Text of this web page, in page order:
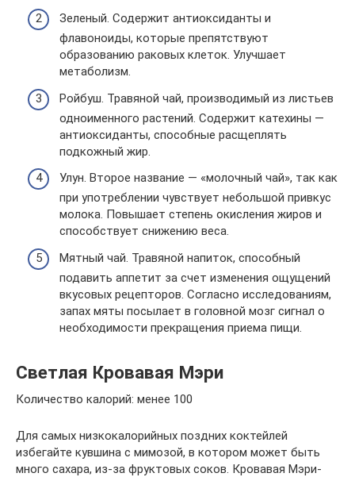
Зеленый. Содержит антиоксиданты и
флавоноиды, которые препятствуют
образованию раковых клеток. Улучшает
метаболизм.
Ройбуш. Травяной чай, производимый из листьев
одноименного растений. Содержит катехины —
антиоксиданты, способные расщеплять
подкожный жир.
Улун. Второе название — «молочный чай», так как
при употреблении чувствует небольшой привкус
молока. Повышает степень окисления жиров и
способствует снижению веса.
Мятный чай. Травяной напиток, способный
подавить аппетит за счет изменения ощущений
вкусовых рецепторов. Согласно исследованиям,
запах мяты посылает в головной мозг сигнал о
необходимости прекращения приема пищи.
Светлая Кровавая Мэри
Количество калорий: менее 100
Для самых низкокалорийных поздних коктейлей
избегайте кувшина с мимозой, в котором может быть
много сахара, из-за фруктовых соков. Кровавая Мэри-